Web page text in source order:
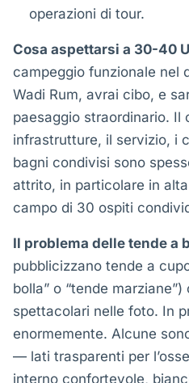
operazioni di tour.
Cosa aspettarsi a 30-40
campeggio funzionale nel
Wadi Rum, avrai cibo, e
paesaggio straordinario.
infrastrutture, il servizio, i
bagni condivisi sono
attrito, in particolare in
campo di 30 ospiti
Il problema delle tende a
pubblicizzano tende a
bolla” o “tende
spettacolari nelle foto. In
enormemente. Alcune
— lati trasparenti per
interno confortevole,